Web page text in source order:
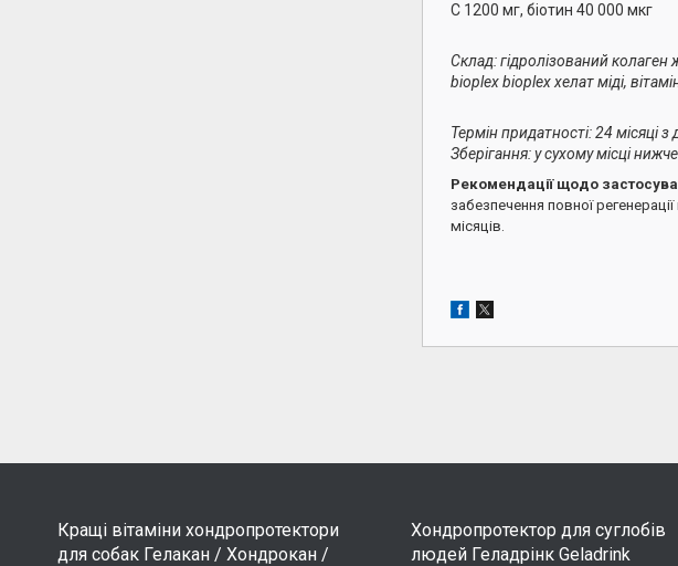
C 1200 мг, біотин 40 000 мкг
Склад: гідролізований
bioplex bioplex хелат міді,
Термін придатності: 24 місяці
Зберігання: у сухому місці
Рекомендації щодо
забезпечення повної
місяців.
Кращі вітаміни хондропротектори
для собак Гелакан / Хондрокан /
Хондропротектор для суглобів
людей Геладрінк Geladrink